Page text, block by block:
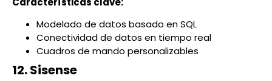
Modelado de datos basado en SQL
Conectividad de datos en tiempo real
Cuadros de mando personalizables
12. Sisense